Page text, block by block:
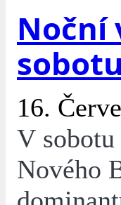
Noční
sobotu
16.
V sobotu
Nového